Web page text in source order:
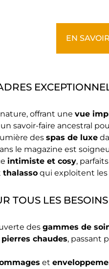
EN
offrant une vue
savoir-faire ancestral
des spas de luxe
le magazine est
intimiste et cosy,
thalasso qui exploitent les
TOUS LES BESOINS
des gammes de
pierres chaudes, passant
et